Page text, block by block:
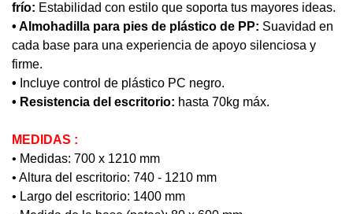
frío: Estabilidad con estilo que soporta tus mayores ideas.
• Almohadilla para pies de plástico de PP: Suavidad en
cada base para una experiencia de apoyo silenciosa y
firme.
• Incluye control de plástico PC negro.
• Resistencia del escritorio: hasta 70kg máx.
MEDIDAS :
• Medidas: 700 x 1210 mm
• Altura del escritorio: 740 - 1210 mm
• Largo del escritorio: 1400 mm